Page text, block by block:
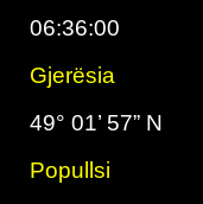
06:36:00
Gjerësia
49° 01’ 57” N
Popullsi